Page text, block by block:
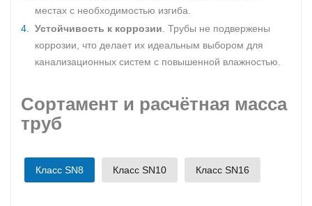
местах с необходимостью изгиба.
Устойчивость к коррозии . Трубы не подвержены
коррозии, что делает их идеальным выбором для
канализационных систем с повышенной влажностью.
Сортамент и расчётная масса
труб
Класс SN8 Класс SN10 Класс SN16